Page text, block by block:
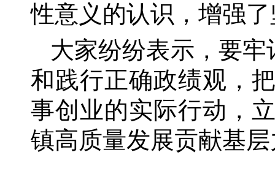
性意义的认识，增强
大家纷纷表示，要牢
和践行正确政绩观，
事创业的实际行动，
镇高质量发展贡献基